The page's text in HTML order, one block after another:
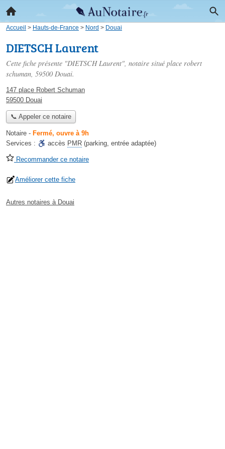
Accueil > Hauts-de-France > Nord > Douai
DIETSCH Laurent
Cette fiche présente "DIETSCH Laurent", notaire situé place robert
schuman, 59500 Douai.
147 place Robert Schuman
59500 Douai
📞 Appeler ce notaire
Notaire - Fermé, ouvre à 9h
Services :
accès PMR (parking, entrée adaptée)
Recommander ce notaire
Améliorer cette fiche
Autres notaires à Douai